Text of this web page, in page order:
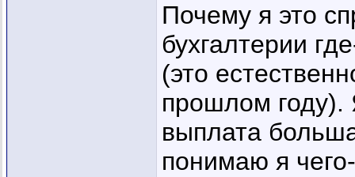
Почему я это
бухгалтерии
(это
прошлом году).
выплата
понимаю я